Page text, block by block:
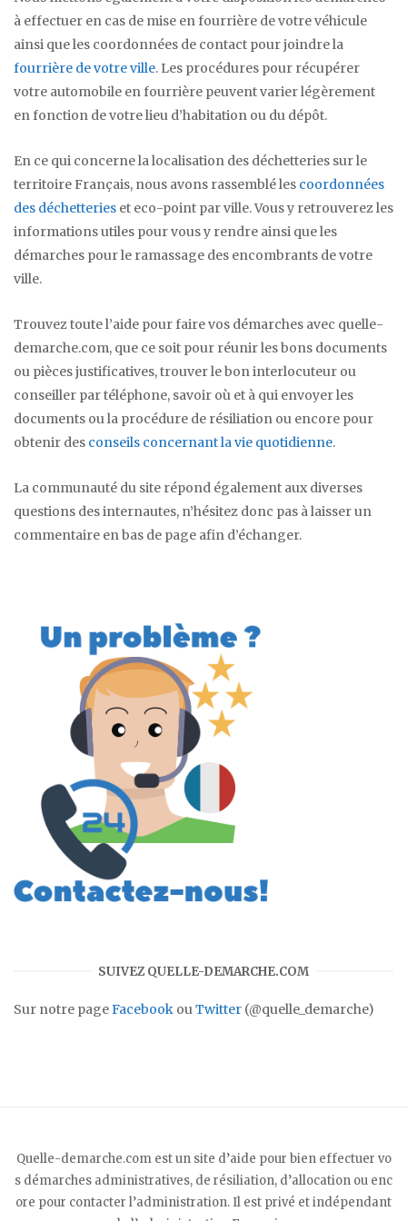
à effectuer en cas de mise en fourrière de votre véhicule
ainsi que les coordonnées de contact pour joindre la
fourrière de votre ville. Les procédures pour récupérer
votre automobile en fourrière peuvent varier légèrement
en fonction de votre lieu d’habitation ou du dépôt.
En ce qui concerne la localisation des déchetteries sur le
territoire Français, nous avons rassemblé les coordonnées
des déchetteries et eco-point par ville. Vous y retrouverez les
informations utiles pour vous y rendre ainsi que les
démarches pour le ramassage des encombrants de votre
ville.
Trouvez toute l’aide pour faire vos démarches avec quelle-
demarche.com, que ce soit pour réunir les bons documents
ou pièces justificatives, trouver le bon interlocuteur ou
conseiller par téléphone, savoir où et à qui envoyer les
documents ou la procédure de résiliation ou encore pour
obtenir des conseils concernant la vie quotidienne.
La communauté du site répond également aux diverses
questions des internautes, n’hésitez donc pas à laisser un
commentaire en bas de page afin d’échanger.
SUIVEZ QUELLE-DEMARCHE.COM
Sur notre pageFacebook ouTwitter (@quelle_demarche)
Quelle-demarche.com est un site d’aide pour bien effectuer vo
s démarches administratives, de résiliation, d’allocation ou enc
ore pour contacter l’administration. Il est privé et indépendant